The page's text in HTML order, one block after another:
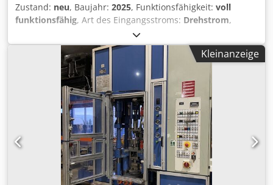
Zustand: neu, Baujahr: 2025, Funktionsfähigkeit: voll
funktionsfähig, Art des Eingangsstroms: Drehstrom,
, Gesamtgewicht:
Eingangsstrom:44 A, Tischbreite:1.200 mm, Tischlänge:
, Der Verdichter ist für das Verdichten von
Palettenböden und -oberteilen ausgelegt. Nach einem
Zyklus ist eine Palette genagelt. Die Vernagelung erfolgt
mechanisch. Die Maschine nimmt die Nägel automatisch
aus den Nagelregalen auf, wo sie lose liegen. Die
Palettenstücke werden von zwei Personen aus den
äußeren Klammern entnommen. Cjdpst Tyn Sjfx Apteha
Die Nagelmaschine XP 1000 ist für die Herstellung von
Industriepaletten mit Abmessungen von 800-1200/1200-
2600 ausgelegt. Der Nagelzyklus wird über das Bedienfeld
Kleinanzeige